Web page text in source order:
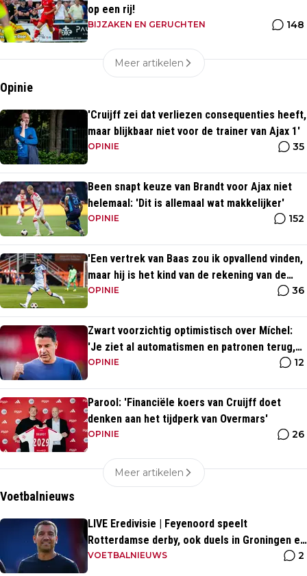
op een rij!
BIJZAKEN EN GERUCHTEN 148
Meer artikelen
Opinie
'Cruijff zei dat verliezen consequenties heeft,
maar blijkbaar niet voor de trainer van Ajax 1'
OPINIE 35
Been snapt keuze van Brandt voor Ajax niet
helemaal: 'Dit is allemaal wat makkelijker'
OPINIE 152
'Een vertrek van Baas zou ik opvallend vinden,
maar hij is het kind van de rekening van de
komst van Blind'
OPINIE 36
Zwart voorzichtig optimistisch over Míchel:
'Je ziet al automatismen en patronen terug,
maar...'
OPINIE 12
Parool: 'Financiële koers van Cruijff doet
denken aan het tijdperk van Overmars'
OPINIE 26
Meer artikelen
Voetbalnieuws
LIVE Eredivisie | Feyenoord speelt
Rotterdamse derby, ook duels in Groningen en
Heerenveen
VOETBALNIEUWS 2